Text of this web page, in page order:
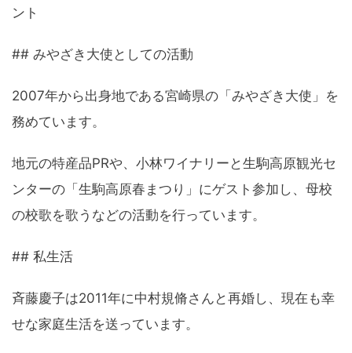
ント
## みやざき大使としての活動
2007年から出身地である宮崎県の「みやざき大使」を
務めています。
地元の特産品PRや、小林ワイナリーと生駒高原観光セ
ンターの「生駒高原春まつり」にゲスト参加し、母校
の校歌を歌うなどの活動を行っています。
## 私生活
斉藤慶子は2011年に中村規脩さんと再婚し、現在も幸
せな家庭生活を送っています。